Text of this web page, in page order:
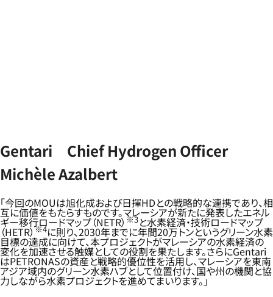
Gentari Chief Hydrogen Officer
Michèle Azalbert
「今回のMOUは旭化成および日揮HDとの戦略的な連携であり、相
互に価値をもたらすものです。マレーシアが新たに発表したエネル
ギー移行ロードマップ（NETR） ※3と水素経済・技術ロードマップ
（HETR）※4に則り、2030年までに年間20万トンというグリーン水素
目標の達成に向けて、本プロジェクトがマレーシアの水素経済の
変化を加速させる触媒としての役割を果たします。さらにGentari
はPETRONASの資産と戦略的優位性を活用し、マレーシアを東南
アジア域内のグリーン水素ハブとして位置付け、国や州の機関と協
力しながら水素プロジェクトを進めてまいります。」